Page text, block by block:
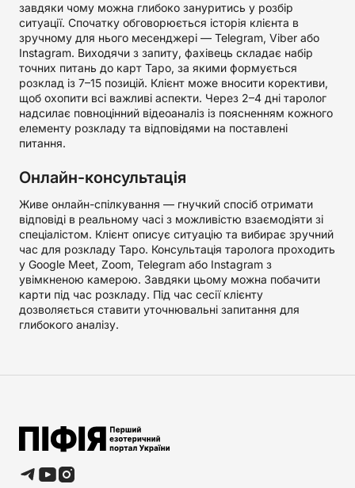
завдяки чому можна глибоко зануритись у розбір
ситуації. Спочатку обговорюється історія клієнта в
зручному для нього месенджері — Telegram, Viber або
Instagram. Виходячи з запиту, фахівець складає набір
точних питань до карт Таро, за якими формується
розклад із 7–15 позицій. Клієнт може вносити корективи,
щоб охопити всі важливі аспекти. Через 2–4 дні таролог
надсилає повноцінний відеоаналіз із поясненням кожного
елементу розкладу та відповідями на поставлені
питання.
Онлайн-консультація
Живе онлайн-спілкування — гнучкий спосіб отримати
відповіді в реальному часі з можливістю взаємодіяти зі
спеціалістом. Клієнт описує ситуацію та вибирає зручний
час для розкладу Таро. Консультація таролога проходить
у Google Meet, Zoom, Telegram або Instagram з
увімкненою камерою. Завдяки цьому можна побачити
карти під час розкладу. Під час сесії клієнту
дозволяється ставити уточнювальні запитання для
глибокого аналізу.